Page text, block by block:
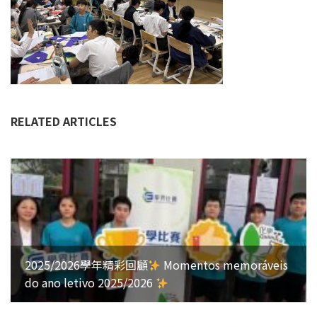
RELATED ARTICLES
2025/2026學年精彩回顧
Momentos memoráveis
do ano letivo 2025/2026